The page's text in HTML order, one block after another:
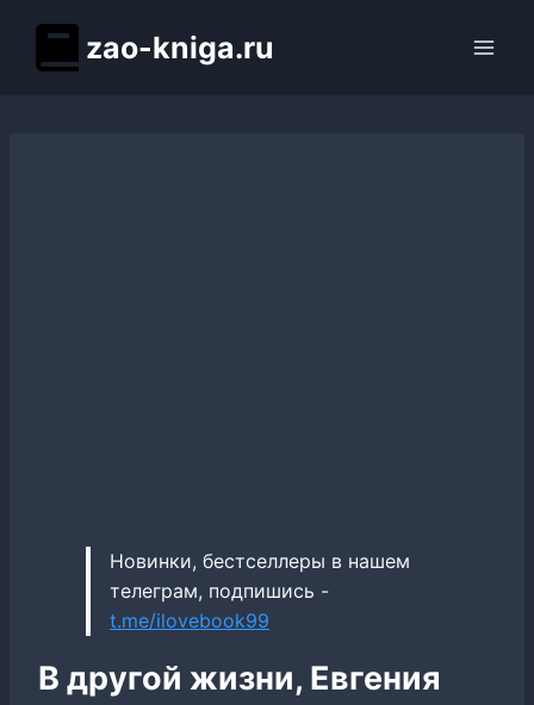
содержимому
zao-kniga.ru
Новинки, бестселлеры в нашем
телеграм, подпишись -
t.me/ilovebook99
В другой жизни, Евгения